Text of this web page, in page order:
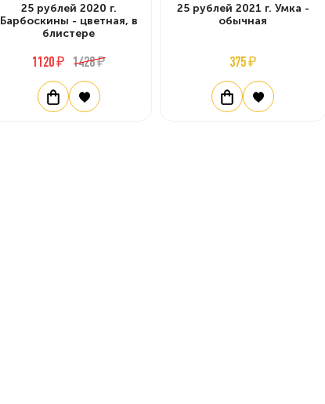
25 рублей 2020 г.
Барбоскины - цветная, в
блистере
1120 ₽ 1428 ₽
25 рублей 2021 г. Умка -
обычная
375 ₽